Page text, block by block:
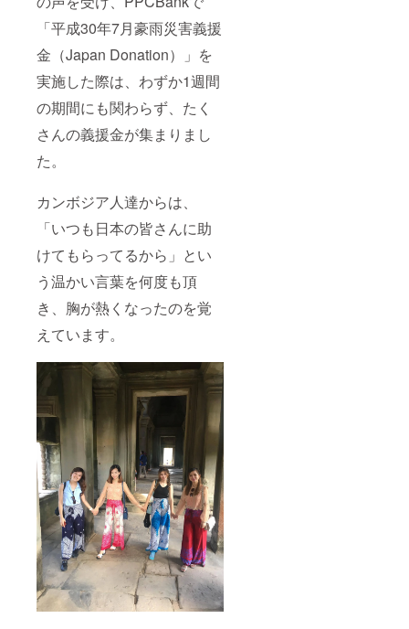
「平成30年7月豪雨災害義援
金（Japan Donation）」を
実施した際は、わずか1週間
の期間にも関わらず、たく
さんの義援金が集まりまし
た。
カンボジア人達からは、
「いつも日本の皆さんに助
けてもらってるから」とい
う温かい言葉を何度も頂
き、胸が熱くなったのを覚
えています。